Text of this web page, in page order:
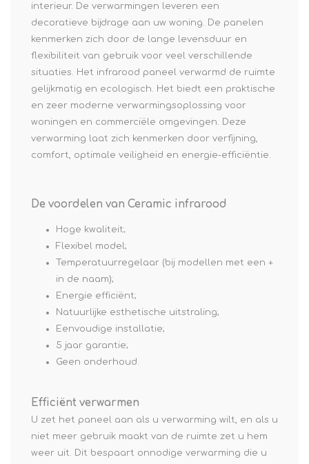
interieur. De verwarmingen leveren een
decoratieve bijdrage aan uw woning. De panelen
kenmerken zich door de lange levensduur en
flexibiliteit van gebruik voor veel verschillende
situaties. Het infrarood paneel verwarmd de ruimte
gelijkmatig en ecologisch. Het biedt een praktische
en zeer moderne verwarmingsoplossing voor
woningen en commerciële omgevingen. Deze
verwarming laat zich kenmerken door verfijning,
comfort, optimale veiligheid en energie-efficiëntie.
De voordelen van Ceramic infrarood
Hoge kwaliteit;
Flexibel model;
Temperatuurregelaar (bij modellen met een +
in de naam);
Energie efficiënt;
Natuurlijke esthetische uitstraling;
Eenvoudige installatie;
5 jaar garantie;
Geen onderhoud.
Efficiënt verwarmen
U zet het paneel aan als u verwarming wilt, en als u
niet meer gebruik maakt van de ruimte zet u hem
weer uit. Dit bespaart onnodige verwarming die u